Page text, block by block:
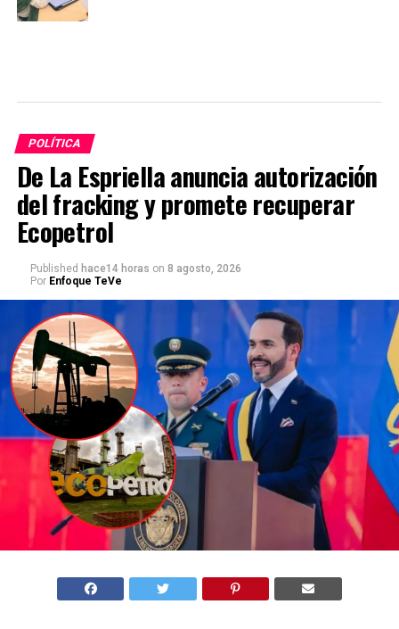
POLÍTICA
De La Espriella anuncia autorización
del fracking y promete recuperar
Ecopetrol
Published hace14 horas on 8 agosto, 2026
Por Enfoque TeVe